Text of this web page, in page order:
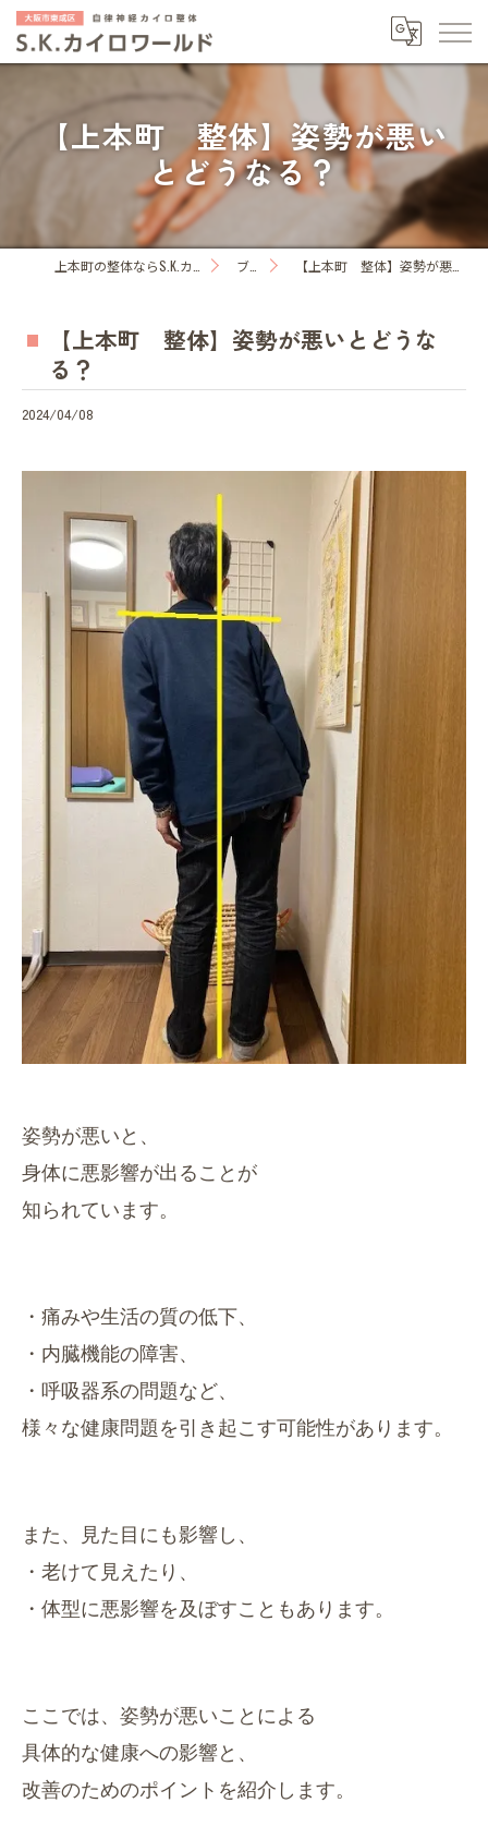
【上本町 整体】姿勢が悪い
とどうなる？
ブログ 【上本町 整体】姿勢が悪いとどうなる？
【上本町 整体】姿勢が悪いとどうな
る？
2024/04/08
姿勢が悪いと、
身体に悪影響が出ることが
知られています。
・痛みや生活の質の低下、
・内臓機能の障害、
・呼吸器系の問題など、
様々な健康問題を引き起こす可能性があります。
また、見た目にも影響し、
・老けて見えたり、
・体型に悪影響を及ぼすこともあります。
ここでは、姿勢が悪いことによる
具体的な健康への影響と、
改善のためのポイントを紹介します。